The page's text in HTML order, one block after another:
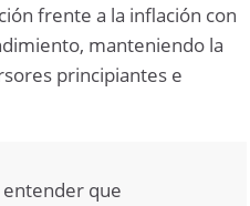
frente a la inflación con
manteniendo la
principiantes e
entender que